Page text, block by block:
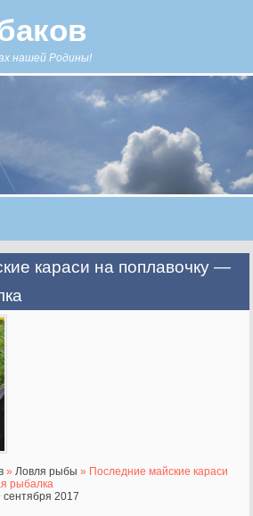
нашей Родины!
караси на поплавочку —
»Ловля рыбы » Последние майские караси
рыбалка
2017